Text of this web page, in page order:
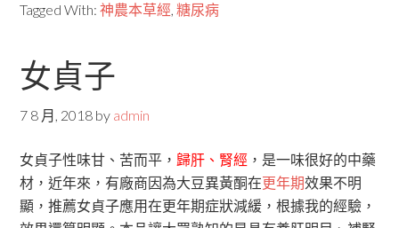
Tagged With:神農本草經,糖尿病
女貞子
7 8 月, 2018 by admin
女貞子性味甘、苦而平， 歸肝、腎經 ，是一味很好的中藥
材，近年來，有廠商因為大豆異黃酮在更年期效果不明
顯，推薦女貞子應用在更年期症狀減緩，根據我的經驗，